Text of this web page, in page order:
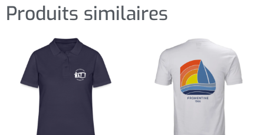
Produits similaires